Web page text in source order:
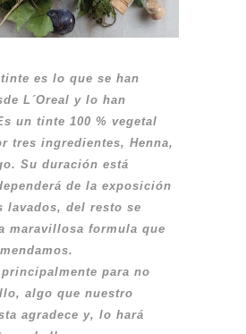
es lo que se han
L´Oreal y lo han
un tinte 100 % vegetal
tres ingredientes, Henna,
Su duración está
de la exposición
lavados, del resto se
maravillosa formula que
principalmente para no
algo que nuestro
agradece y, lo hará